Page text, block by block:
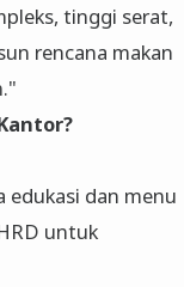
tinggi serat,
rencana makan
edukasi dan menu
untuk